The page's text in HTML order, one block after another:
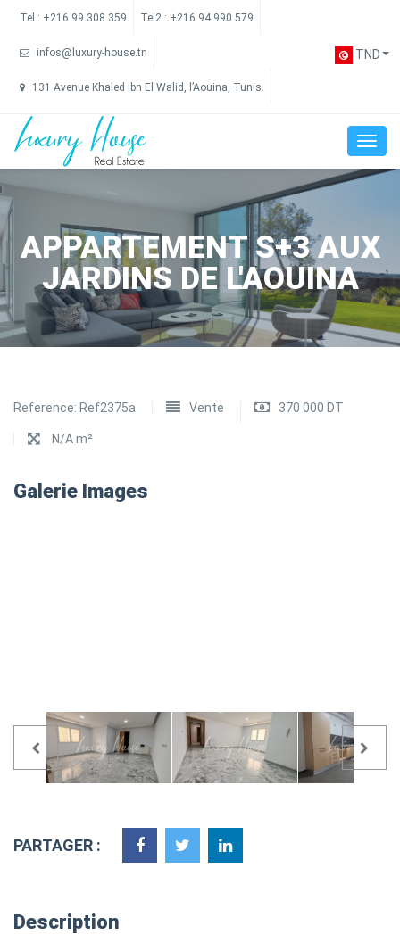
Tel : +216 99 308 359 Tel2 : +216 94 990 579
infos@luxury-house.tn
131 Avenue Khaled Ibn El Walid, l’Aouina, Tunis.
TND
APPARTEMENT S+3 AUX
JARDINS DE L'AOUINA
Reference: Ref2375a Vente 370 000 DT
N/A m²
Galerie Images
PARTAGER :
Description